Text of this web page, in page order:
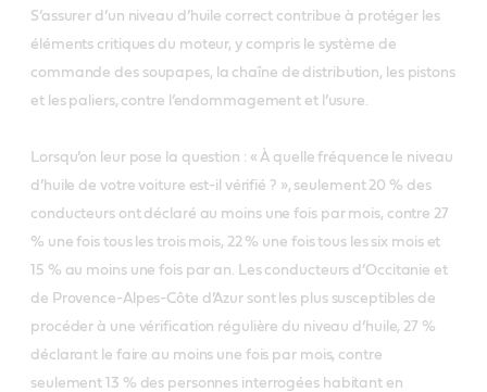
S’assurer d’un niveau d’huile correct contribue à protéger les
éléments critiques du moteur, y compris le système de
commande des soupapes, la chaîne de distribution, les pistons
et les paliers, contre l’endommagement et l’usure.
Lorsqu’on leur pose la question : « À quelle fréquence le niveau
d’huile de votre voiture est-il vérifié ? », seulement 20 % des
conducteurs ont déclaré au moins une fois par mois, contre 27
% une fois tous les trois mois, 22 % une fois tous les six mois et
15 % au moins une fois par an. Les conducteurs d’Occitanie et
de Provence-Alpes-Côte d’Azur sont les plus susceptibles de
procéder à une vérification régulière du niveau d’huile, 27 %
déclarant le faire au moins une fois par mois, contre
seulement 13 % des personnes interrogées habitant en